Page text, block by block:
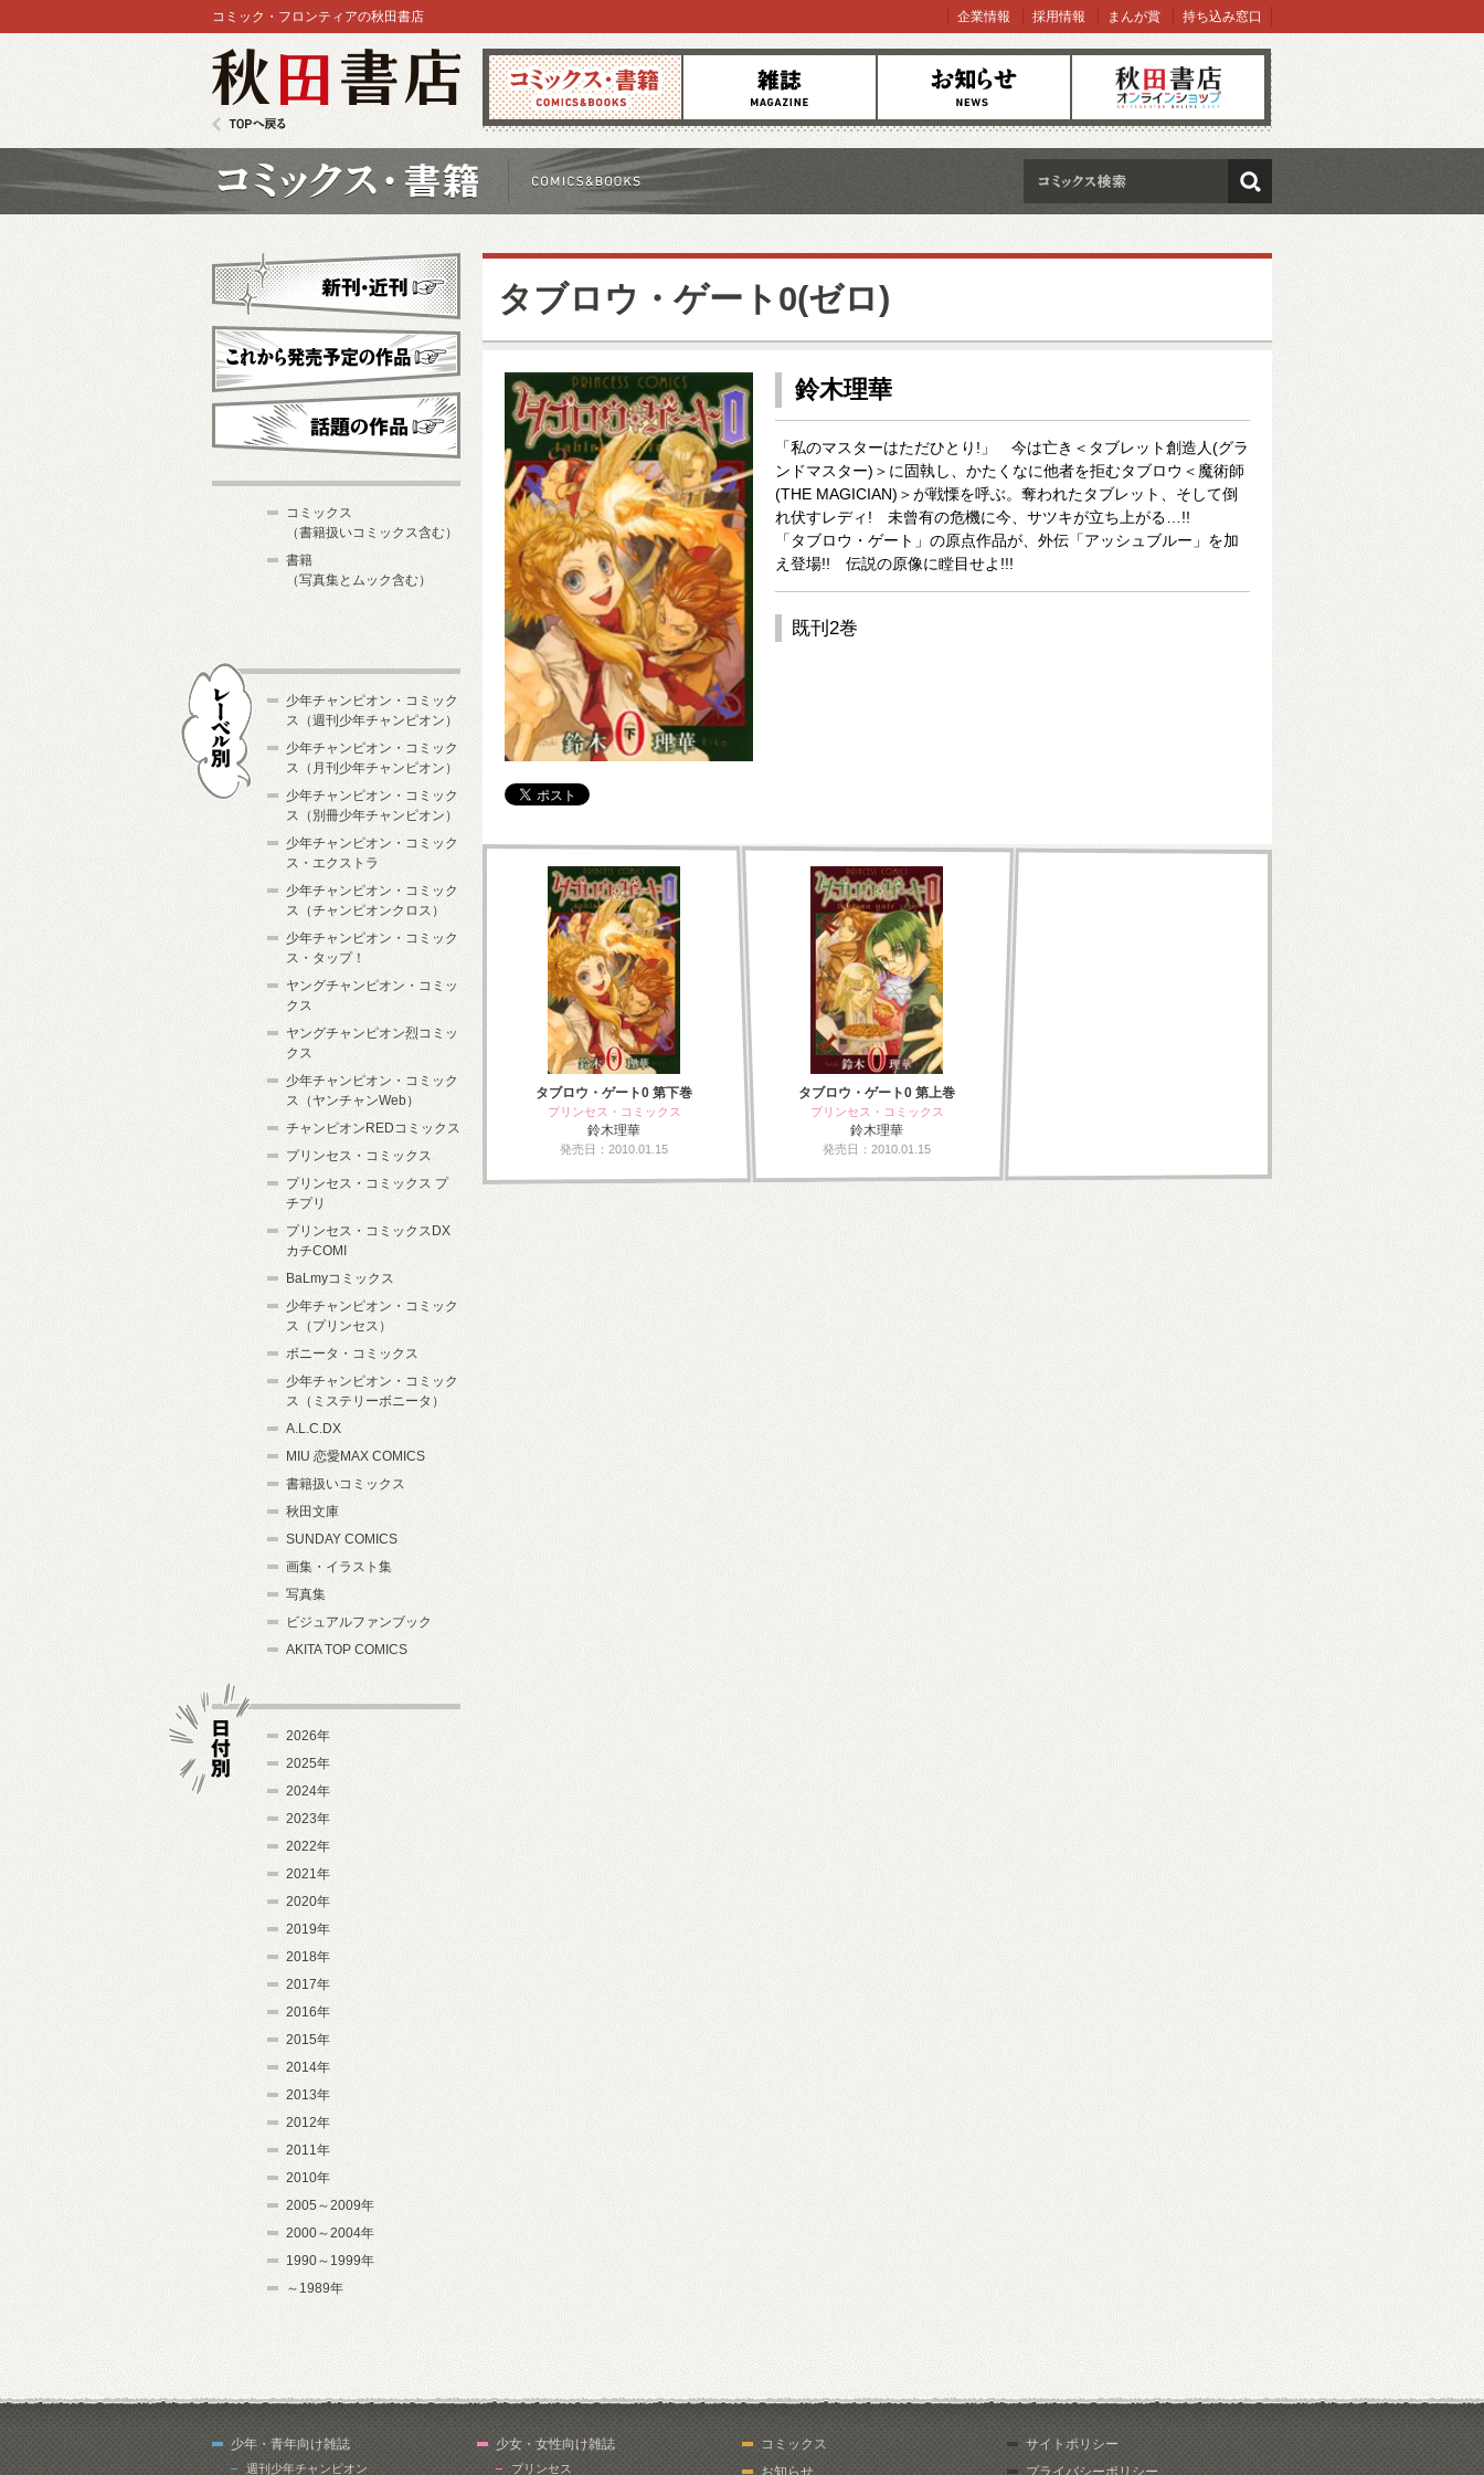
コミックス 雑誌 お知らせ オンラインショップ
コミック・フロンティアの秋田書店 企業情報 採用情報 まんが賞 持ち込み窓口
検索
タブロウ・ゲート0(ゼロ)
鈴木理華
「私のマスターはただひとり!」 今は亡き＜タブレット創造人(グラ
ンドマスター)＞に固執し、かたくなに他者を拒むタブロウ＜魔術師
(THE MAGICIAN)＞が戦慄を呼ぶ。奪われたタブレット、そして倒
れ伏すレディ! 未曾有の危機に今、サツキが立ち上がる…!!
「タブロウ・ゲート」の原点作品が、外伝「アッシュブルー」を加
え登場!! 伝説の原像に瞠目せよ!!!
既刊2巻
タブロウ・ゲート0 第下巻
プリンセス・コミックス
鈴木理華
発売日：2010.01.15
タブロウ・ゲート0 第上巻
プリンセス・コミックス
鈴木理華
発売日：2010.01.15
新刊・近刊
これから発売予定
コミックス
（書籍扱いコミックス含む）
書籍
（写真集とムック含む）
少年チャンピオン・コミック
ス（週刊少年チャンピオン）
少年チャンピオン・コミック
ス（月刊少年チャンピオン）
少年チャンピオン・コミック
ス（別冊少年チャンピオン）
少年チャンピオン・コミック
ス・エクストラ
少年チャンピオン・コミック
ス（チャンピオンクロス）
少年チャンピオン・コミック
ス・タップ！
ヤングチャンピオン・コミッ
クス
ヤングチャンピオン烈コミッ
クス
少年チャンピオン・コミック
ス（ヤンチャンWeb）
チャンピオンREDコミックス
プリンセス・コミックス
プリンセス・コミックス プ
チプリ
プリンセス・コミックスDX
カチCOMI
BaLmyコミックス
少年チャンピオン・コミック
ス（プリンセス）
ボニータ・コミックス
少年チャンピオン・コミック
ス（ミステリーボニータ）
A.L.C.DX
MIU 恋愛MAX COMICS
書籍扱いコミックス
秋田文庫
SUNDAY COMICS
画集・イラスト集
写真集
ビジュアルファンブック
AKITA TOP COMICS
2026年
2025年
2024年
2023年
2022年
2021年
2020年
2019年
2018年
2017年
2016年
2015年
2014年
2013年
2012年
2011年
2010年
2005～2009年
2000～2004年
1990～1999年
～1989年
少年・青年向け雑誌
週刊少年チャンピオン
少女・女性向け雑誌
プリンセス
コミックス
お知らせ
サイトポリシー
プライバシーポリシー